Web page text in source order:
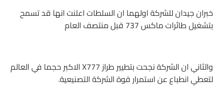
خبران جيدان للشركة اولهما ان السلطات اعلنت انها قد تسمح
بتشغيل طائرات ماكس 737 قبل منتصف العام
والثاني ان الشركة نجحت بتطيير طراز X777 الاكبر حجما في العالم
لتعطي انطباع عن استمرار قوة الشركة التصنيعية.